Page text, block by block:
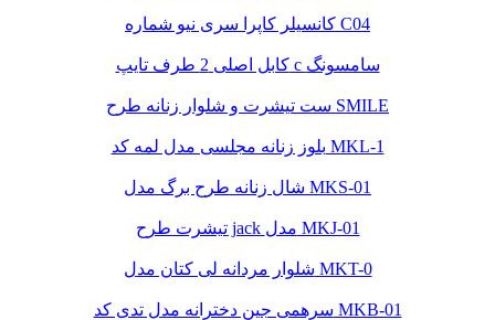
کانسیلر کاپرا سری نیو شماره C04
کابل اصلی 2 طرف تایپ c سامسونگ
ست تیشرت و شلوار زنانه طرح SMILE
بلوز زنانه مجلسی مدل لمه کد MKL-1
شال زنانه طرح برگ مدل MKS-01
تیشرت طرح jack مدل MKJ-01
شلوار مردانه لی کتان مدل MKT-0
سرهمی جین دخترانه مدل تدی کد MKB-01